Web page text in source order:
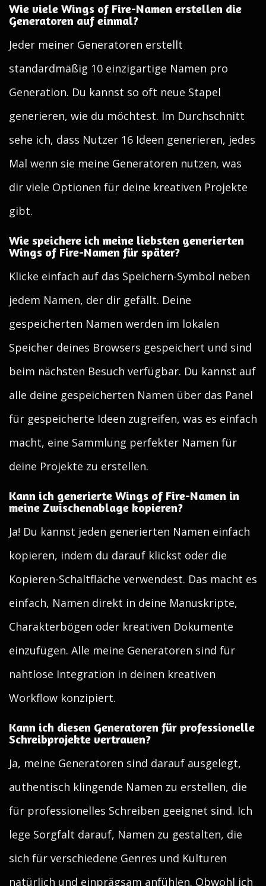
Wie viele Wings of Fire-Namen erstellen die
Generatoren auf einmal?
Jeder meiner Generatoren erstellt
standardmäßig 10 einzigartige Namen pro
Generation. Du kannst so oft neue Stapel
generieren, wie du möchtest. Im Durchschnitt
sehe ich, dass Nutzer 16 Ideen generieren, jedes
Mal wenn sie meine Generatoren nutzen, was
dir viele Optionen für deine kreativen Projekte
gibt.
Wie speichere ich meine liebsten generierten
Wings of Fire-Namen für später?
Klicke einfach auf das Speichern-Symbol neben
jedem Namen, der dir gefällt. Deine
gespeicherten Namen werden im lokalen
Speicher deines Browsers gespeichert und sind
beim nächsten Besuch verfügbar. Du kannst auf
alle deine gespeicherten Namen über das Panel
für gespeicherte Ideen zugreifen, was es einfach
macht, eine Sammlung perfekter Namen für
deine Projekte zu erstellen.
Kann ich generierte Wings of Fire-Namen in
meine Zwischenablage kopieren?
Ja! Du kannst jeden generierten Namen einfach
kopieren, indem du darauf klickst oder die
Kopieren-Schaltfläche verwendest. Das macht es
einfach, Namen direkt in deine Manuskripte,
Charakterbögen oder kreativen Dokumente
einzufügen. Alle meine Generatoren sind für
nahtlose Integration in deinen kreativen
Workflow konzipiert.
Kann ich diesen Generatoren für professionelle
Schreibprojekte vertrauen?
Ja, meine Generatoren sind darauf ausgelegt,
authentisch klingende Namen zu erstellen, die
für professionelles Schreiben geeignet sind. Ich
lege Sorgfalt darauf, Namen zu gestalten, die
sich für verschiedene Genres und Kulturen
natürlich und einprägsam anfühlen. Obwohl ich